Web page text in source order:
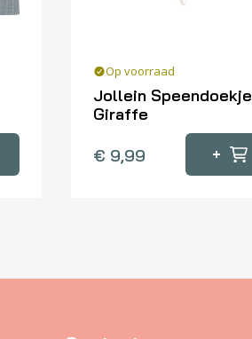
Op voorraad
Jollein Speendoekje
Giraffe
€ 9,99 +